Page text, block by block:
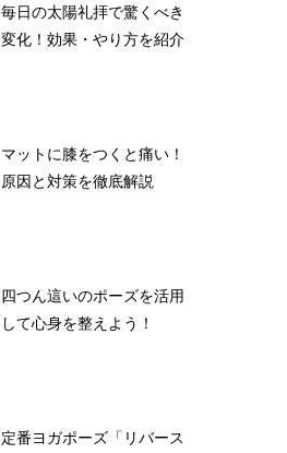
毎日の太陽礼拝で驚くべき
変化！効果・やり方を紹介
マットに膝をつくと痛い！
原因と対策を徹底解説
四つん這いのポーズを活用
して心身を整えよう！
定番ヨガポーズ「リバース